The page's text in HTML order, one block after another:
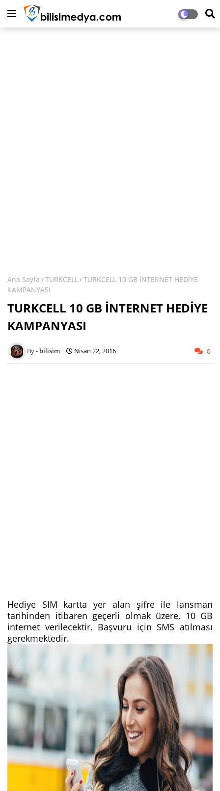
Ana Sayfa TURKCELL TURKCELL 10 GB İNTERNET HEDİYE
KAMPANYASI
TURKCELL 10 GB İNTERNET HEDİYE
KAMPANYASI
bilisim Nisan 22, 2016 0
Hediye SIM kartta yer alan şifre ile lansman
tarihinden itibaren geçerli olmak üzere, 10 GB
internet verilecektir. Başvuru için SMS atılması
gerekmektedir.